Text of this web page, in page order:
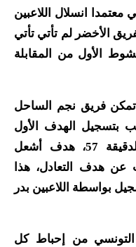
انسلال اللاعبين
الأخضر لم تأتي تأتي
الأول من المقابلة
تمكن فريق نجم الساحل
بتسجيل الهدف الأول
بواسطة إيهاب المساكني في الدقيقة 57، هدف أشعل
هدف التعادل، هذا
بواسطة اللاعبين بدر
الفريق التونسي من إحباط كل